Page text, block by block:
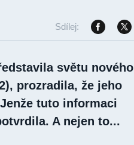
Sdílej:
světu nového
prozradila, že jeho
tuto informaci
A nejen to...